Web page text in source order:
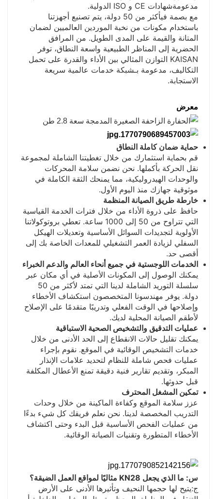
مدعومةشهادات CE و ISO الدولية
.
مع بصمة فيأكثر من 50 دولة
، يتم تصنيع أجهزتنا
باستخدام مكونات من نخبة الموردين العالميين لضمان
المتانة والقيمة على المدى الطويل. من المرافق
الحضرية إلى المناظر الطبيعية واسعة النطاق، توفر
KAISAN التوازن المثالي بين الأداء والقدرة على تحمل
التكاليف، مدعومة بـشبكة خدمات عالمية سريعة
الاستجابة.
معرض
حماية ضمان كاملة النطاق
قم بحماية استثمارك من خلال تغطيتنا الشاملة لمجموعة
نقل الحركة بأكملها. نحن نضمن سلامة المحركات
والوحدات الهيدروليكية، مما يمنحك الثقة الكاملة في
موثوقية جهازك منذ اليوم الأول.
خارطة طريق الصيانة المنظمة
حافظ على ذروة الأداء من خلال فترات الخدمة القياسية
التي تتراوح من 50 إلى 1000 ساعة. تعطي بروتوكولاتنا
الأولوية لتجديدات السوائل الأساسية وتعديلات الهيكل
السفلي لزيادة العمر التشغيلي للمعدات الخاصة بك إلى
أقصى حد.
الخدمات اللوجستية في جميع أنحاء العالم والدعم الخبراء
يمكنك الوصول إلى المكونات الأصلية في أي مكان عبر
سلسلة التوريد الشاملة لدينا التي تمتد لأكثر من 50
دولة. يوفر مهندسونا المتخصصون استكشاف الأخطاء
وإصلاحها في الوقت الفعلي وتدريبًا متقدمًا على الإصلاح
لأطقم الصيانة المحلية لديك.
عمليات التدقيق والتشخيص الصحية الاستباقية
يمكنك تقليل حالات الانقطاع إلى الحد الأدنى من خلال
خدمات التشخيص الوقائية في الموقع. نقوم بإجراء
عمليات فحص شاملة للنظام لتحديد علامات الإنذار
المبكر، وتقديم تقارير فنية دقيقة تمنع الأعطال المكلفة
قبل حدوثها.
تمكين المشغل المحترف
عزز سلامة الموقع وكفاءة الماكينة من خلال وحدات
التدريب المخصصة لدينا. نحن نعلم فريقك كل شيء بدءًا
من عمليات الفحص الأساسية قبل البدء وحتى اكتشاف
الأخطاء المتطورة وتقنيات الصيانة الوقائية.
س: ما الذي يجعل KN28 مثاليًا لمواقع العمل الضيقة؟
ج:يتيح لها حجمها النحيف وتأثيرها الأدنى على الأرض